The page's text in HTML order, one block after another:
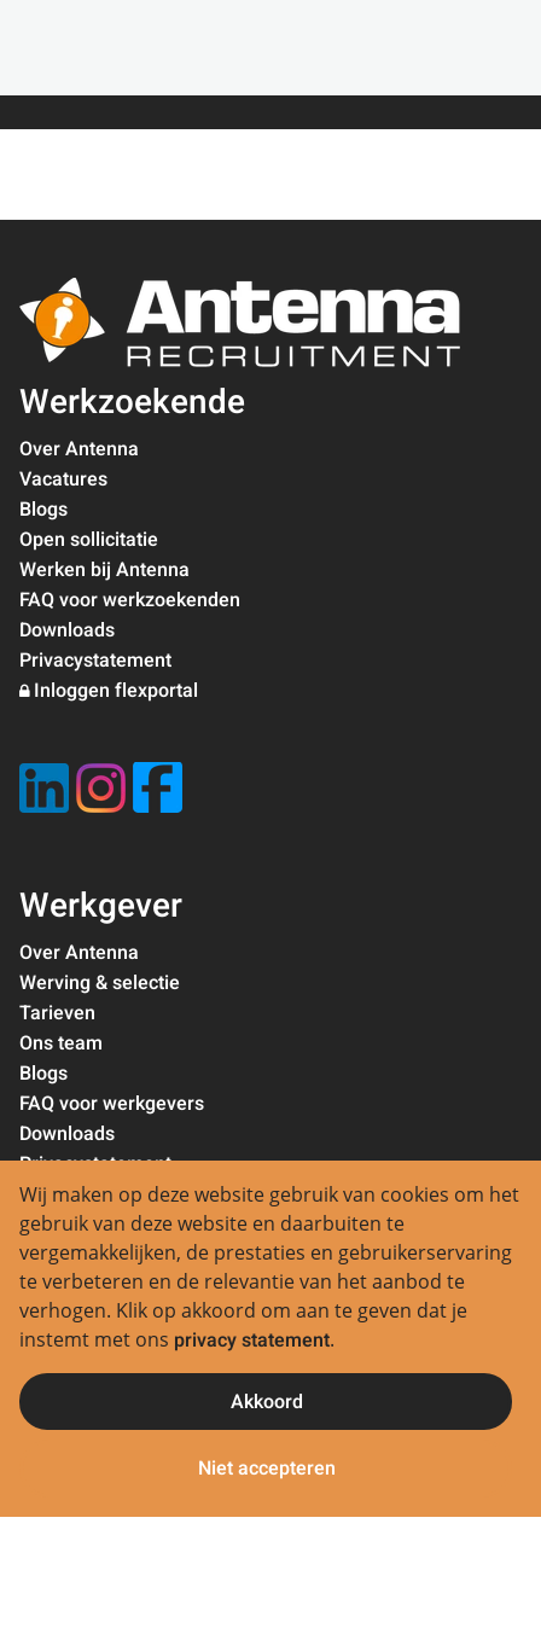
Werkzoekende
Over Antenna
Vacatures
Blogs
Open sollicitatie
Werken bij Antenna
FAQ voor werkzoekenden
Downloads
Privacystatement
Inloggen flexportal
Werkgever
Over Antenna
Werving & selectie
Tarieven
Ons team
Blogs
FAQ voor werkgevers
Downloads
Privacystatement
Contact
Regio Aalsmeer:
0297 380 580
Regio Groene Hart:
Regio Haarlemmermeer:
0252 629 729
Regio Rotterdam:
Wij maken op deze website gebruik van cookies om het
gebruik van deze website en daarbuiten te
vergemakkelijken, de prestaties en gebruikerservaring
te verbeteren en de relevantie van het aanbod te
verhogen. Klik op akkoord om aan te geven dat je
instemt met ons privacy statement.
Akkoord
Niet accepteren